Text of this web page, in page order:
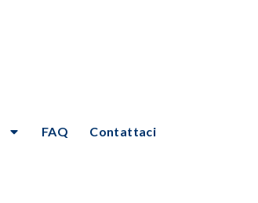
FAQ Contattaci